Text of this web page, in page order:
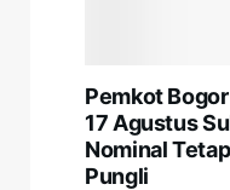
Pemkot
17 Agustus
Nominal
Pungli